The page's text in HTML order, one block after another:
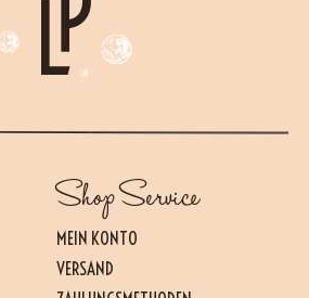
Shop Service
MEIN KONTO
VERSAND